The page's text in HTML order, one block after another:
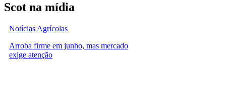
Scot na mídia
Notícias Agrícolas
Arroba firme em junho, mas mercado
exige atenção